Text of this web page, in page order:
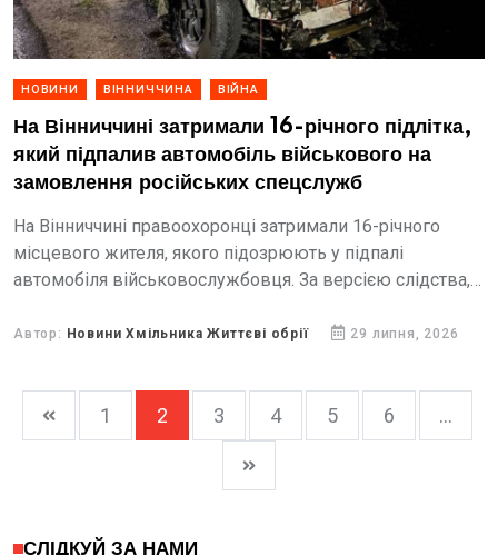
НОВИНИ ВІННИЧЧИНА ВІЙНА
На Вінниччині затримали 16-річного підлітка,
який підпалив автомобіль військового на
замовлення російських спецслужб
На Вінниччині правоохоронці затримали 16-річного
місцевого жителя, якого підозрюють у підпалі
автомобіля військовослужбовця. За версією слідства,
представників російських спецслужб, сподіваючись
Автор: Новини Хмільника Життєві обрії 29 липня, 2026
1 2 3 4 5 6 ...
СЛІДКУЙ ЗА НАМИ